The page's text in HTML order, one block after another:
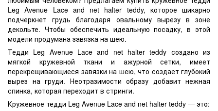
Leg Avenue Lace and net halter teddy, которое шикарно
подчеркнет грудь благодаря овальному вырезу в зоне
декольте. Чтобы обеспечить идеальную посадку, в этой
модели продумана завязка на шею.
Тедди Leg Avenue Lace and net halter teddy создано из
мягкой кружевной ткани и ажурной сетки, имеет
перекрещивающиеся завязки на шею, что создает глубокий
вырез на груди. Неотразимости образу добавит нежная
спинка, которая переходит в стринги.
Кружевное тедди Leg Avenue Lace and net halter teddy — это: